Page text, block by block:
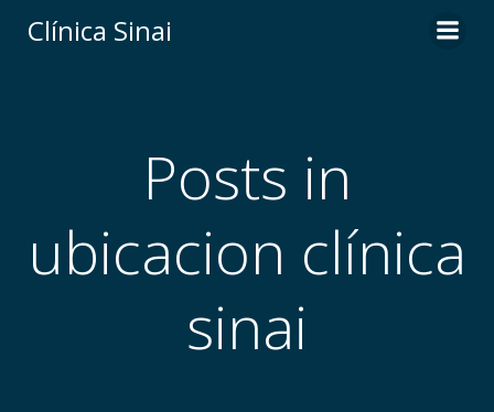
Clí­nica Sinai
Posts in
ubicacion clínica
sinai